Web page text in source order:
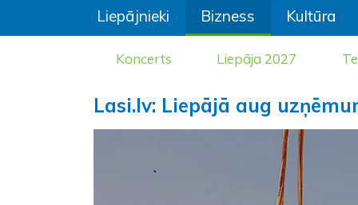
Liepājnieki Bizness Kultūra
Koncerts Liepāja 2027
Lasi.lv: Liepājā aug